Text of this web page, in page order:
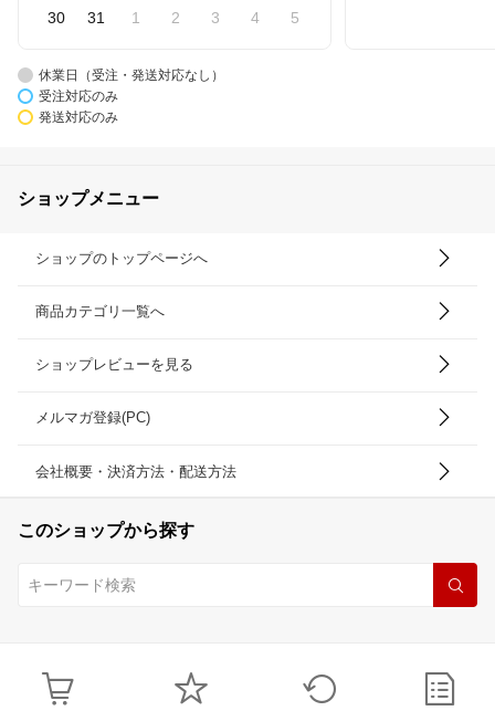
30 31 1 2 3 4 5
休業日（受注・発送対応なし）
受注対応のみ
発送対応のみ
ショップメニュー
ショップのトップページへ
商品カテゴリ一覧へ
ショップレビューを見る
メルマガ登録(PC)
会社概要・決済方法・配送方法
このショップから探す